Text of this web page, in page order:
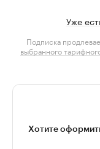
Уже
Подписка
выбранного
Хотите